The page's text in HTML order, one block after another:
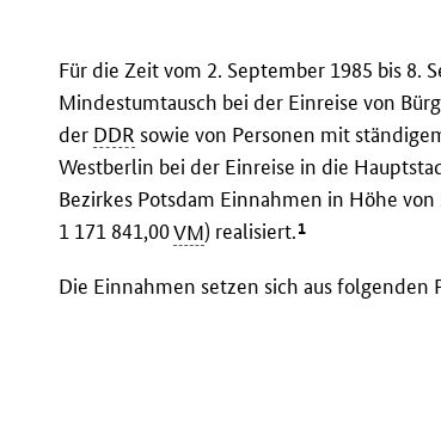
Für die Zeit vom 2. September 1985 bis 8.
Mindestumtausch bei der Einreise von
der DDR sowie von Personen mit
Westberlin bei der Einreise in die
Bezirkes Potsdam Einnahmen in Höhe von
1 171 841,00VM) realisiert.1
Die Einnahmen setzen sich aus folgenden